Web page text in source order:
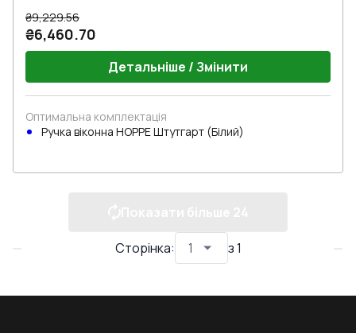
₴9,229.56
₴6,460.70
Детальніше / Змінити
Оптимальна комплектація
Ручка віконна HOPPE Штутгарт (Білий)
Сторінка: з1